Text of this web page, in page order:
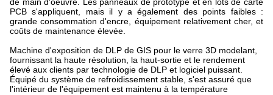
PCB s'appliquent, mais il y a également des points faibles :
grande consommation d'encre, équipement relativement cher, et
coûts de maintenance élevée.
Machine d'exposition de DLP de GIS pour le verre 3D modelant,
fournissant la haute résolution, la haut-sortie et le rendement
élevé aux clients par technologie de DLP et logiciel puissant.
Équipé du système de refroidissement stable, s'est assuré que
l'intérieur de l'équipement est maintenu à la température